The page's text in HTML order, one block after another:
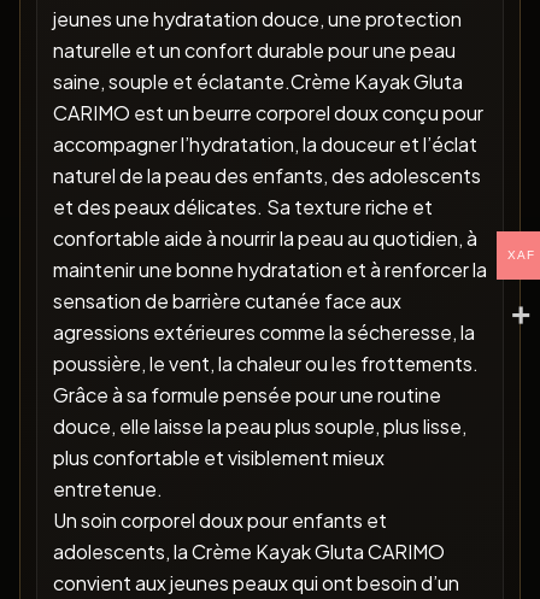
jeunes une hydratation douce, une protection
naturelle et un confort durable pour une peau
saine, souple et éclatante.Crème Kayak Gluta
CARIMO est un beurre corporel doux conçu pour
accompagner l’hydratation, la douceur et l’éclat
naturel de la peau des enfants, des adolescents
et des peaux délicates. Sa texture riche et
confortable aide à nourrir la peau au quotidien, à
maintenir une bonne hydratation et à renforcer la
sensation de barrière cutanée face aux
agressions extérieures comme la sécheresse, la
poussière, le vent, la chaleur ou les frottements.
Grâce à sa formule pensée pour une routine
douce, elle laisse la peau plus souple, plus lisse,
plus confortable et visiblement mieux
entretenue.
Un soin corporel doux pour enfants et
adolescents, la Crème Kayak Gluta CARIMO
convient aux jeunes peaux qui ont besoin d’un
XAF